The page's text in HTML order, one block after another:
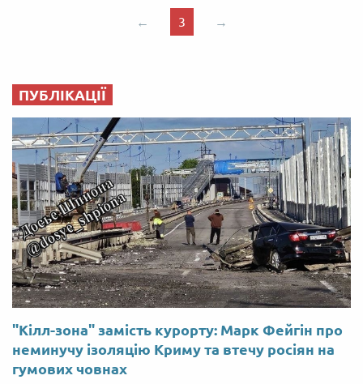
← 3 →
ПУБЛІКАЦІЇ
"Кілл-зона" замість курорту: Марк Фейгін про
неминучу ізоляцію Криму та втечу росіян на
гумових човнах